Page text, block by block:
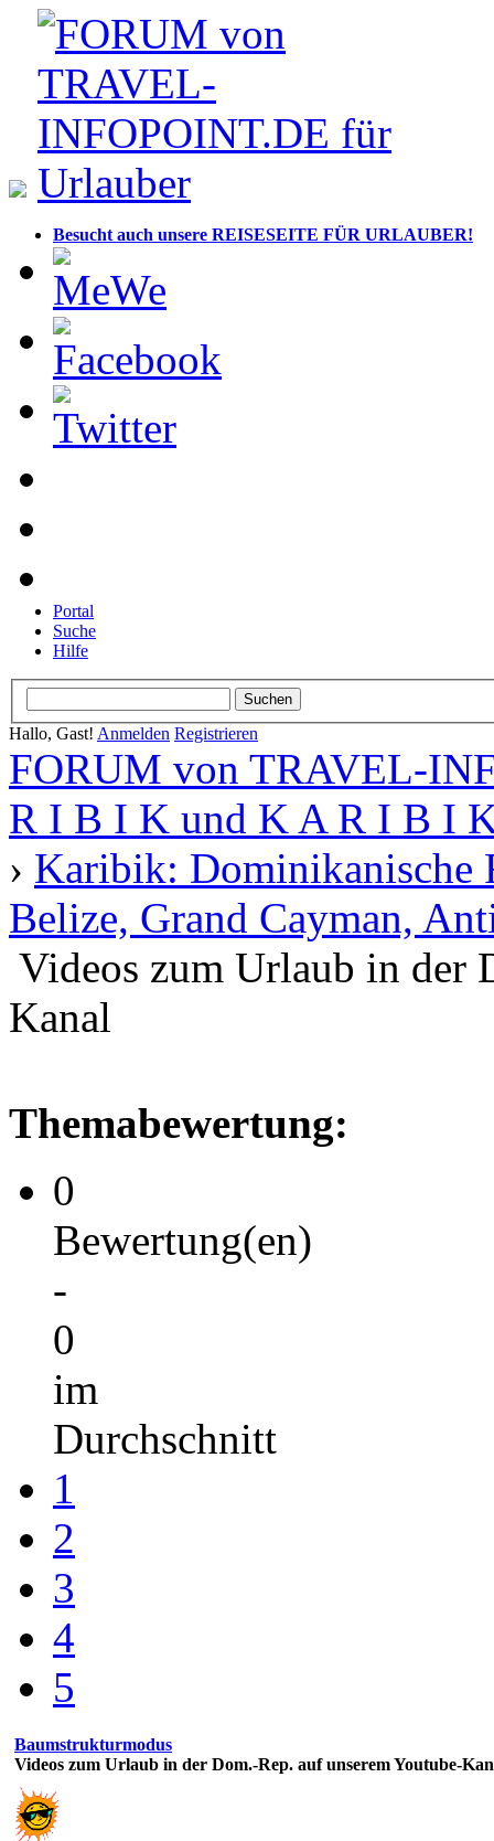
Besucht auch unsere REISESEITE FÜR URLAUBER!
Portal
Suche
Hilfe
Hallo, Gast! Anmelden Registrieren
FORUM von TRAVEL-
R I B I K und K A R I B I
› Karibik: Dominikanische
Belize, Grand Cayman,
Videos zum Urlaub in der
Kanal
Themabewertung:
0
Bewertung(en)
-
0
im
Durchschnitt
1
2
3
4
5
Baumstrukturmodus
Videos zum Urlaub in der Dom.-Rep. auf unserem Youtube-